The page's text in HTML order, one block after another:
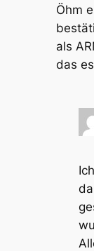
Öhm
als
das